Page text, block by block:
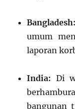
Bangladesh:
umum
laporan
India: Di
bangunan